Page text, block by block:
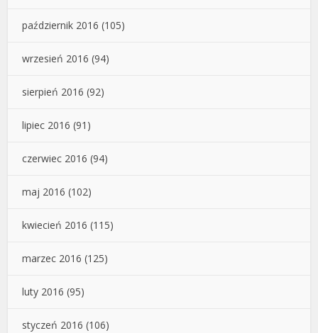
październik 2016 (105)
wrzesień 2016 (94)
sierpień 2016 (92)
lipiec 2016 (91)
czerwiec 2016 (94)
maj 2016 (102)
kwiecień 2016 (115)
marzec 2016 (125)
luty 2016 (95)
styczeń 2016 (106)